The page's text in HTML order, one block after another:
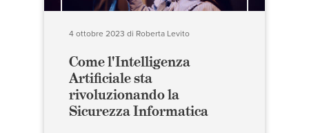
4 ottobre 2023 di Roberta Levito
Come l'Intelligenza
Artificiale sta
rivoluzionando la
Sicurezza Informatica